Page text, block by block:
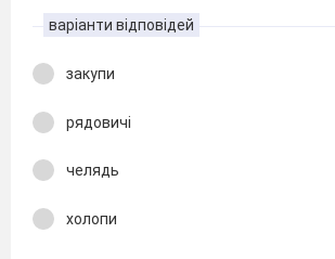
варіанти відповідей
закупи
рядовичі
челядь
холопи